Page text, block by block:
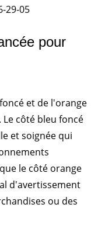
pour
et de l'orange
côté bleu foncé
et soignée qui
le côté orange
d'avertissement
ou des